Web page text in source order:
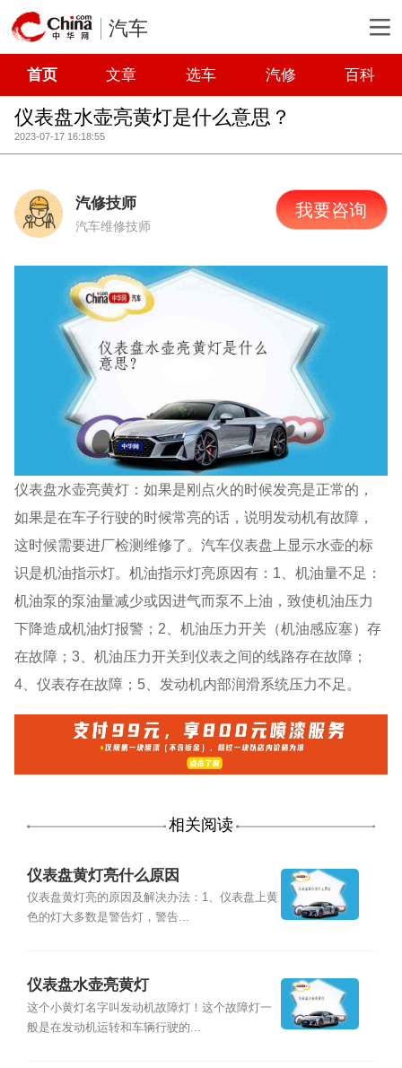
汽车
首页 文章 选车 汽修 百科
仪表盘水壶亮黄灯是什么意思？
2023-07-17 16:18:55
汽修技师
汽车维修技师
我要咨询
仪表盘水壶亮黄灯：如果是刚点火的时候发亮是正常的，
如果是在车子行驶的时候常亮的话，说明发动机有故障，
这时候需要进厂检测维修了。汽车仪表盘上显示水壶的标
识是机油指示灯。机油指示灯亮原因有：1、机油量不足：
机油泵的泵油量减少或因进气而泵不上油，致使机油压力
下降造成机油灯报警；2、机油压力开关（机油感应塞）存
在故障；3、机油压力开关到仪表之间的线路存在故障；
4、仪表存在故障；5、发动机内部润滑系统压力不足。
相关阅读
仪表盘黄灯亮什么原因
仪表盘黄灯亮的原因及解决办法：1、仪表盘上黄
色的灯大多数是警告灯，警告...
仪表盘水壶亮黄灯
这个小黄灯名字叫发动机故障灯！这个故障灯一
般是在发动机运转和车辆行驶的...